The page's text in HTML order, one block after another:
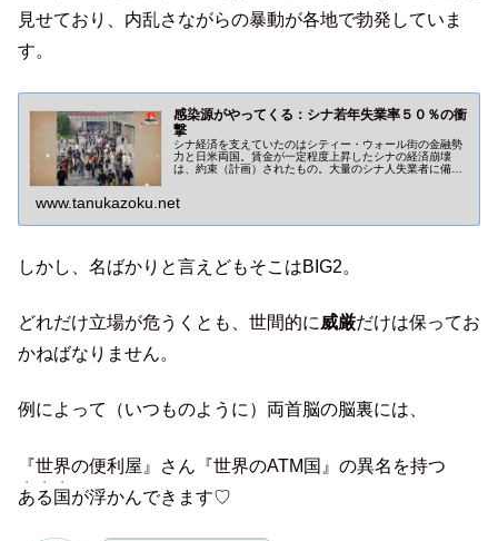
見せており、内乱さながらの暴動が各地で勃発していま
す。
感染源がやってくる：シナ若年失業率５０％の衝
撃
シナ経済を支えていたのはシティー・ウォール街の金融勢
力と日米両国。賃金が一定程度上昇したシナの経済崩壊
は、約束（計画）されたもの。大量のシナ人失業者に備
www.tanukazoku.net
しかし、名ばかりと言えどもそこはBIG2。
どれだけ立場が危うくとも、世間的に威厳だけは保ってお
かねばなりません。
例によって（いつものように）両首脳の脳裏には、
『世界の便利屋』さん『世界のATM国』の異名を持つ
ある国
・・・
が浮かんできます♡